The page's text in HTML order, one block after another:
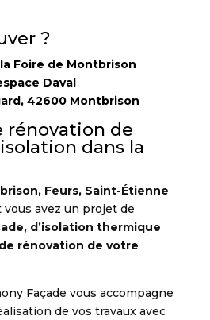
?
Foire de Montbrison
Daval
42600 Montbrison
rénovation de
dans la
Feurs, Saint-Étienne
vous avez un projet de
d’isolation thermique
rénovation de votre
Façade vous accompagne
de vos travaux avec